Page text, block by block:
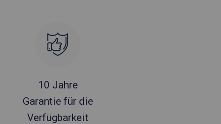
10 Jahre
Garantie für die
Verfügbarkeit